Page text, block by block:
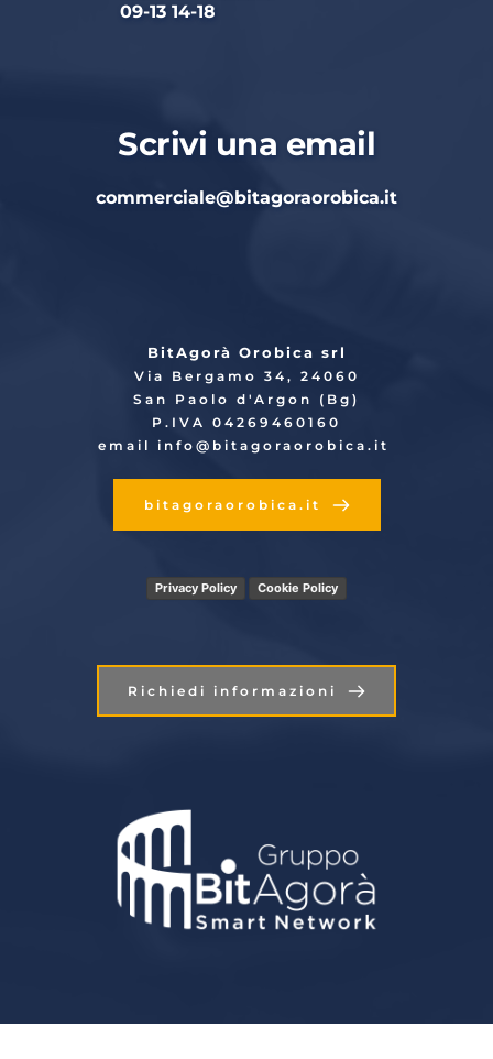
09-13 14-18
Scrivi una email
commerciale@bitagoraorobica.it
BitAgorà Orobica srl
Via Bergamo 34, 24060
San Paolo d'Argon (Bg)
P.IVA 04269460160
email info @bitagoraorobica.it
bitagoraorobica.it
Privacy Policy Cookie Policy
Richiedi informazioni